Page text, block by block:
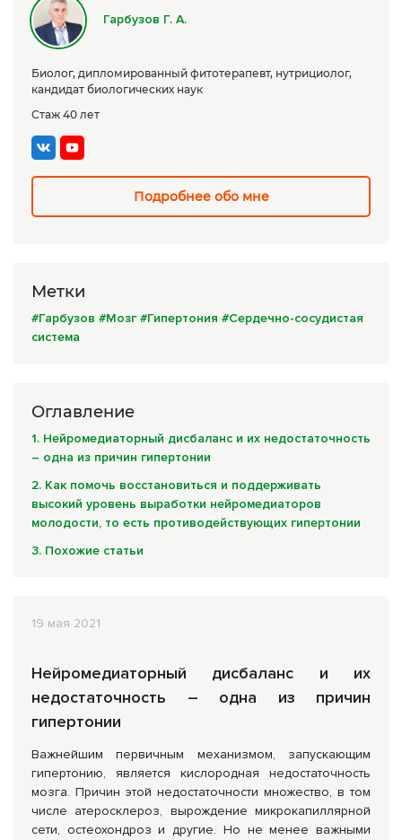
Травяной чай
Крупы
Лечебные мази
Натуральное мыло
Комплексные программы лечения
19 мая 2021
Нейромедиаторный дисбаланс и их
недостаточность – одна из причин
гипертонии
Важнейшим первичным механизмом, запускающим
гипертонию, является кислородная недостаточность
мозга. Причин этой недостаточности множество, в том
числе атеросклероз, вырождение микрокапиллярной
сети, остеохондроз и другие. Но не менее важными
Гарбузов Г. А.
Биолог, дипломированный фитотерапевт, нутрициолог,
кандидат биологических наук
Стаж 40 лет
Подробнее обо мне
Метки
#Гарбузов #Мозг #Гипертония #Сердечно-сосудистая
система
Оглавление
1. Нейромедиаторный дисбаланс и их недостаточность
– одна из причин гипертонии
2. Как помочь восстановиться и поддерживать
высокий уровень выработки нейромедиаторов
молодости, то есть противодействующих гипертонии
3. Похожие статьи